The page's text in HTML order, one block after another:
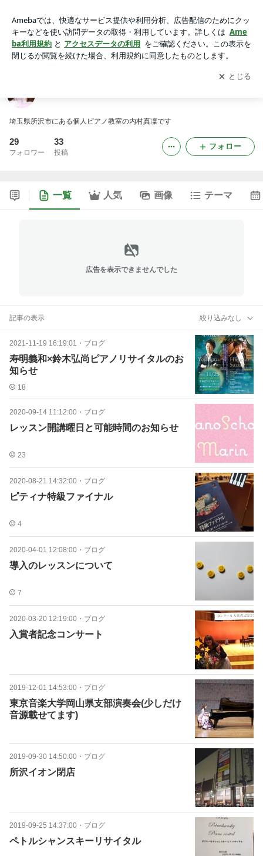
アプリをダウンロードして ブログの更新通知
を受け取りまし
ょう。
開く
埼玉県所沢市にある個人ピアノ教室の内村真凜です
29
フォロワー
33
投稿
フォロー
一覧 人気 画像 テーマ
広告を表示できませんでした
記事の表示 絞り込みなし
2021-11-19 16:19:01 ・ ブログ
寿明義和×鈴木弘尚ピアノリサイタルのお
知らせ
18
2020-09-14 11:12:00 ・ ブログ
レッスン開講曜日と可能時間のお知らせ
23
2020-08-21 14:32:00 ・ ブログ
ピティナ特級ファイナル
4
2020-04-01 12:08:00 ・ ブログ
導入のレッスンについて
7
2020-03-20 12:19:00 ・ ブログ
入賞者記念コンサート
2019-12-01 14:53:00 ・ ブログ
東京音楽大学岡山県支部演奏会(少しだけ
音源載せてます)
2019-09-30 14:50:00 ・ ブログ
所沢イオン閉店
2019-09-25 14:37:00 ・ ブログ
ペトルシャンスキーリサイタル